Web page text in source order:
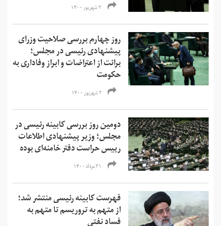
۳ شهریور ۱۴۰۰
روز چهارم بررسی صلاحیت وزرای
پیشنهادی رئیسی در مجلس؛
برائت از اعتراضات و ابراز وفاداری به
حکومت
۲ شهریور ۱۴۰۰
دومین روز بررسی کابینه رئیسی در
مجلس؛ وزیر پیشنهادی اطلاعات
رییس حراست دفتر خامنه‌ای بوده
۳۱ مرداد ۱۴۰۰
فهرست کابینه رئیسی منتشر شد؛
از متهم به تروریسم تا متهم به